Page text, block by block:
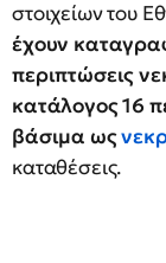
στοιχείων του
έχουν
περιπτώσεις
κατάλογος 16
βάσιμα ως
καταθέσεις.